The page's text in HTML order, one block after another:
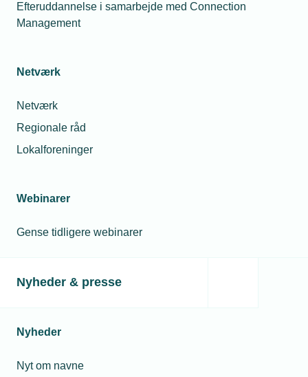
Efteruddannelse i samarbejde med Connection
Management
Netværk
Netværk
Regionale råd
Lokalforeninger
Webinarer
Gense tidligere webinarer
Nyheder & presse
Nyheder
Nyt om navne